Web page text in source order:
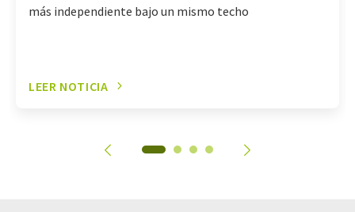
más independiente bajo un mismo techo
LEER NOTICIA